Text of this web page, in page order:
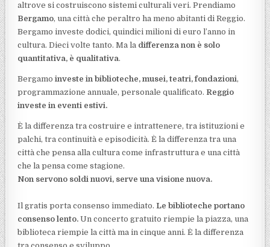
altrove si costruiscono sistemi culturali veri. Prendiamo
Bergamo, una città che peraltro ha meno abitanti di Reggio.
Bergamo investe dodici, quindici milioni di euro l’anno in
cultura. Dieci volte tanto. Ma la differenza non è solo
quantitativa, è qualitativa.
Bergamoinveste in biblioteche, musei, teatri, fondazioni,
programmazione annuale, personale qualificato. Reggio
investe in eventi estivi.
È la differenza tra costruire e intrattenere, tra istituzioni e
palchi, tra continuità e episodicità. È la differenza tra una
città che pensa alla cultura come infrastruttura e una città
che la pensa come stagione.
Non servono soldi nuovi, serve una visione nuova.
Il gratis porta consenso immediato.Le biblioteche portano
consenso lento. Un concerto gratuito riempie la piazza, una
biblioteca riempie la città ma in cinque anni. È la differenza